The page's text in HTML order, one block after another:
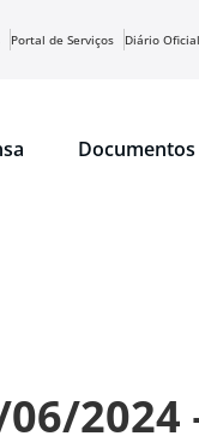
Portal de Serviços Diário Oficial
Documentos
2024